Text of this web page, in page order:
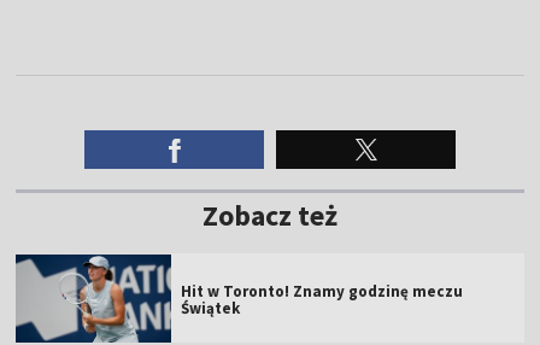
Zobacz też
Hit w Toronto! Znamy godzinę meczu
Świątek